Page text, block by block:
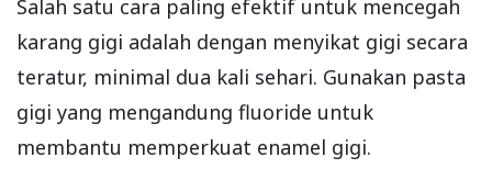
Salah satu cara paling efektif untuk mencegah
karang gigi adalah dengan menyikat gigi secara
teratur, minimal dua kali sehari. Gunakan pasta
gigi yang mengandung fluoride untuk
membantu memperkuat enamel gigi.